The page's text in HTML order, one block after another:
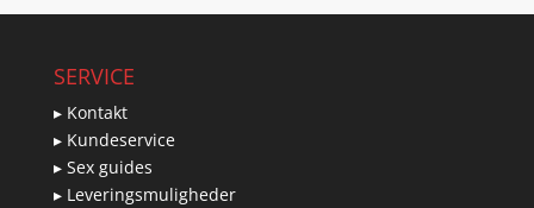
SERVICE
▸ Kontakt
▸ Kundeservice
▸ Sex guides
▸ Leveringsmuligheder